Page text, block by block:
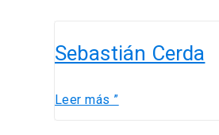
Sebastián Cerda
Cerda
Leer más ”